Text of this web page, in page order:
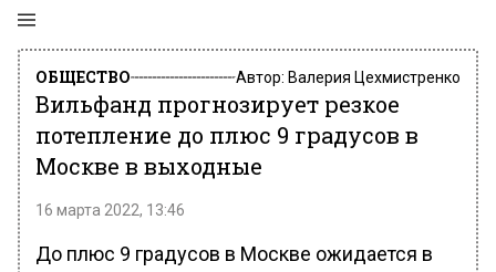
ОБЩЕСТВО Автор: Валерия Цехмистренко
Вильфанд прогнозирует резкое
потепление до плюс 9 градусов в
Москве в выходные
16 марта 2022, 13:46
До плюс 9 градусов в Москве ожидается в